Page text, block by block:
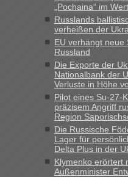
und du nicht damit handeln
Originalverpackt ist und
keine Probleme geben“
Recht, Visa und
gebrauchter Kleidung beim
„Hallo Leute, ich weiß
Anfrage. Ich möchte 4
Straßen Kleidung bei der
mitnehmen. Es ist
Berichte und
Grenzübergang zwischen
schnellsten?
„Pochaina“ im
Russlands
verheißen der
EU verhängt neue
Russland
Die Exporte der
Nationalbank der
Verluste in Höhe
Pilot eines Su-27-
präzisem Angriff
Region
Die Russische
Lager für
Delta Plus in der
Klymenko erörtert
Außenminister